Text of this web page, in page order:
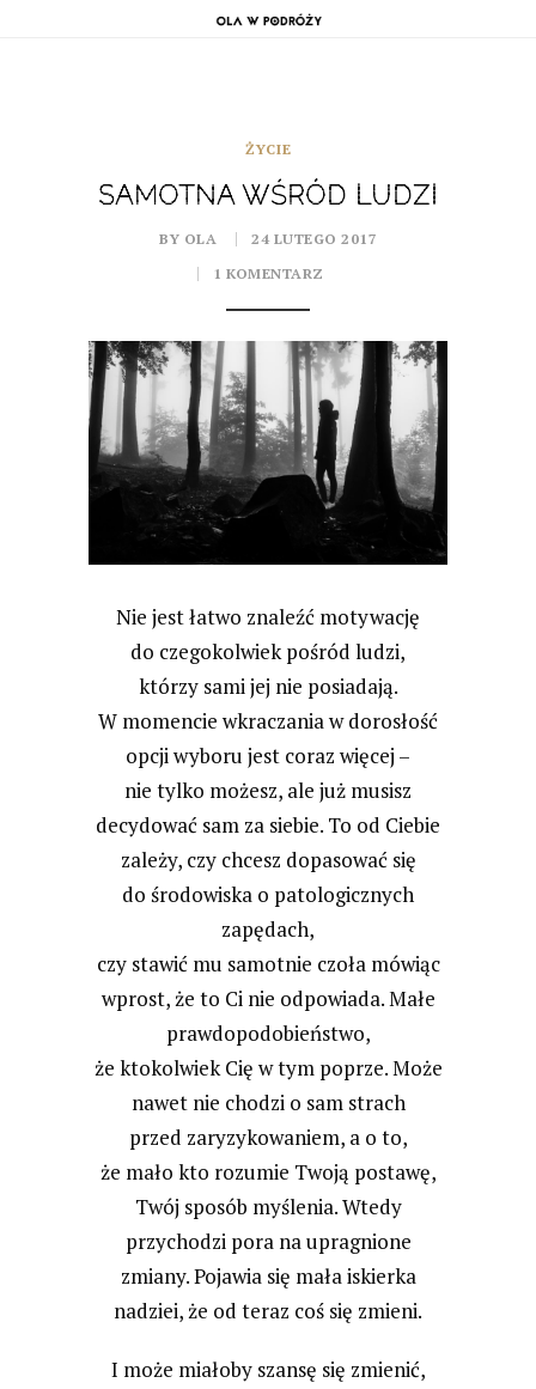
ŻYCIE
SAMOTNA WŚRÓD LUDZI
BY OLA
24 LUTEGO 2017
1 KOMENTARZ
Nie jest łatwo znaleźć motywację
do czegokolwiek pośród ludzi,
którzy sami jej nie posiadają.
W momencie wkraczania w dorosłość
opcji wyboru jest coraz więcej –
nie tylko możesz, ale już musisz
decydować sam za siebie. To od Ciebie
zależy, czy chcesz dopasować się
do środowiska o patologicznych
zapędach,
czy stawić mu samotnie czoła mówiąc
wprost, że to Ci nie odpowiada. Małe
prawdopodobieństwo,
że ktokolwiek Cię w tym poprze. Może
nawet nie chodzi o sam strach
przed zaryzykowaniem, a o to,
że mało kto rozumie Twoją postawę,
Twój sposób myślenia. Wtedy
przychodzi pora na upragnione
zmiany. Pojawia się mała iskierka
nadziei, że od teraz coś się zmieni.
I może miałoby szansę się zmienić,